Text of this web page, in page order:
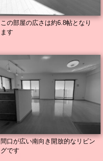
この部屋の広さは約6.8帖となり
ます
間口が広い南向き開放的なリビン
グです